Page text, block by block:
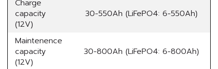
Charge
capacity
(12V)
30-550Ah (LiFePO4: 6-550Ah)
Maintenence
capacity
(12V)
30-800Ah (LiFePO4: 6-800Ah)